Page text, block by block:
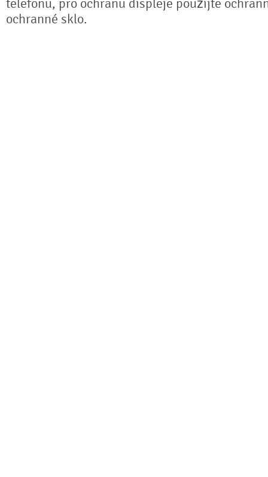
telefonu, pro ochranu displeje použijte
ochranné sklo.